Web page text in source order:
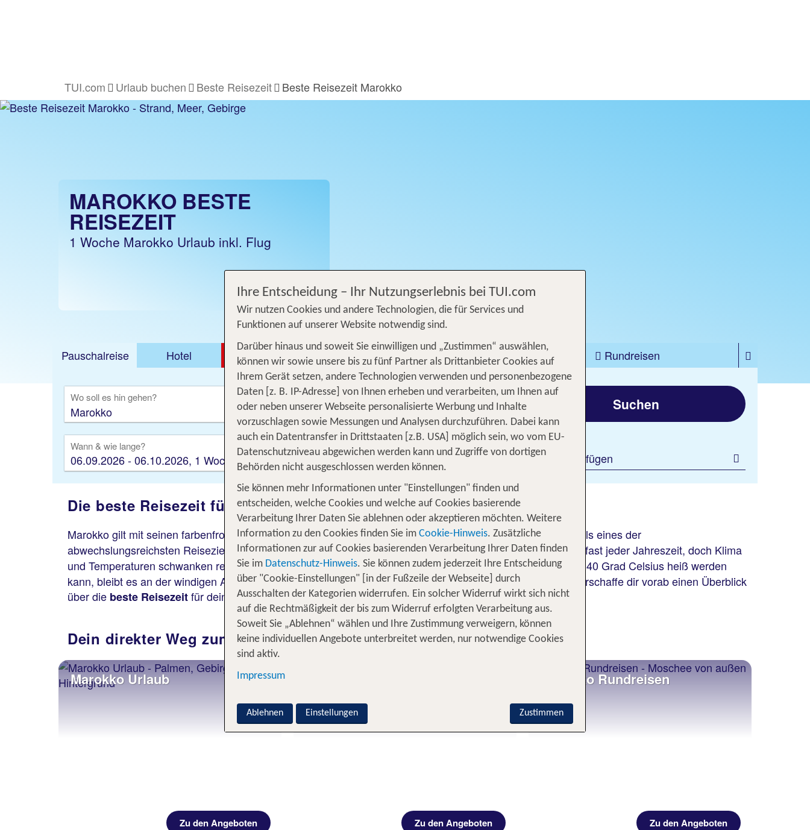
TUI.com Urlaub buchen Beste Reisezeit Beste Reisezeit Marokko
MAROKKO BESTE
REISEZEIT
1 Woche Marokko Urlaub inkl. Flug
Jetzt ab 399 €
Pauschalreise Hotel DEALS Flug Ferienhaus Mietwagen Kreuzfahrten
Rundreisen
Ausflüge
Camper Privattransfer Zusatzleistungen
Wo soll es hin gehen? Von wo?
Beliebig
Wann & wie lange?
06.09.2026 - 06.10.2026, 1 Woche
Wer reist mit?
2 Erwachsene
Suchen
Filter hinzufügen
Die beste Reisezeit für Marokko
Marokko gilt mit seinen farbenfrohenSouksundWüstenpalästensowie den atlantischenKüstenstädten
als eines der
abwechslungsreichsten Reiseziele Nordafrikas. Mit rund300 Sonnentagenim Jahr lockt das Königreich zu fast jeder Jahreszeit, doch Klima
und Temperaturen schwanken regional stark. Während es imSommerin Marrakesch oder der Sahara über 40 Grad Celsius heiß werden
kann, bleibt es an der windigen Atlantikküste angenehm frisch. Vor allem wenn du eine Rundreise planst, verschaffe dir vorab einen Überblick
über die beste Reisezeitfür deinen Marokko Urlaub.
Dein direkter Weg zum perfekten Marokko Urlaub
Marokko Urlaub
Zu den Angeboten Zu den Angeboten
Marokko Rundreisen
Zu den Angeboten
Ihre Entscheidung – Ihr Nutzungserlebnis bei TUI.com
Wir nutzen Cookies und andere Technologien, die für Services und
Funktionen auf unserer Website notwendig sind.
Darüber hinaus und soweit Sie einwilligen und „Zustimmen“ auswählen,
können wir sowie unsere bis zu fünf Partner als Drittanbieter Cookies auf
Ihrem Gerät setzen, andere Technologien verwenden und personenbezogene
Daten [z. B. IP-Adresse] von Ihnen erheben und verarbeiten, um Ihnen auf
oder neben unserer Webseite personalisierte Werbung und Inhalte
vorzuschlagen sowie Messungen und Analysen durchzuführen. Dabei kann
auch ein Datentransfer in Drittstaaten [z.B. USA] möglich sein, wo vom EU-
Datenschutzniveau abgewichen werden kann und Zugriffe von dortigen
Behörden nicht ausgeschlossen werden können.
Sie können mehr Informationen unter "Einstellungen" finden und
entscheiden, welche Cookies und welche auf Cookies basierende
Verarbeitung Ihrer Daten Sie ablehnen oder akzeptieren möchten. Weitere
Information zu den Cookies finden Sie im Cookie-Hinweis. Zusätzliche
Informationen zur auf Cookies basierenden Verarbeitung Ihrer Daten finden
Sie im Datenschutz-Hinweis. Sie können zudem jederzeit Ihre Entscheidung
über "Cookie-Einstellungen" [in der Fußzeile der Webseite] durch
Ausschalten der Kategorien widerrufen. Ein solcher Widerruf wirkt sich nicht
auf die Rechtmäßigkeit der bis zum Widerruf erfolgten Verarbeitung aus.
Soweit Sie „Ablehnen“ wählen und Ihre Zustimmung verweigern, können
keine individuellen Angebote unterbreitet werden, nur notwendige Cookies
sind aktiv.
Impressum
Zustimmen
Ablehnen Einstellungen